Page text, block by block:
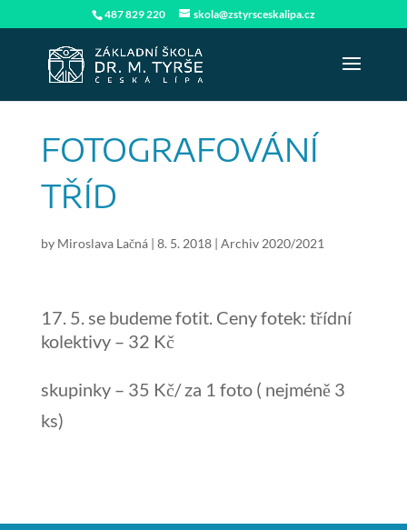
487 829 220 skola@zstyrsceskalipa.cz
FOTOGRAFOVÁNÍ
TŘÍD
by Miroslava Lačná| 8. 5. 2018| Archiv 2020/2021
5. se budeme fotit. Ceny fotek: třídní
kolektivy – 32 Kč
skupinky – 35 Kč/ za 1 foto ( nejméně 3
ks)